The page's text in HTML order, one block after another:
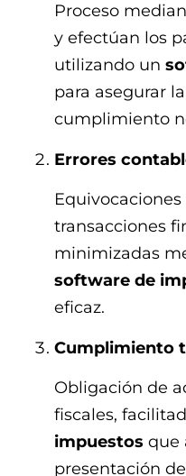
Proceso
y efectúan los
utilizando un
para asegurar
cumplimiento
Errores
transacciones
minimizadas
software de
eficaz.
Cumplimiento
Obligación de
fiscales,
impuestos que
presentación